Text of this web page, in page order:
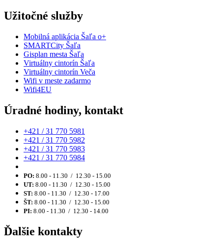
Užitočné služby
Mobilná aplikácia Šaľa o+
SMARTCity Šaľa
Gisplan mesta Šaľa
Virtuálny cintorín Šaľa
Virtuálny cintorín Veča
Wifi v meste zadarmo
Wifi4EU
Úradné hodiny, kontakt
+421 / 31 770 5981
+421 / 31 770 5982
+421 / 31 770 5983
+421 / 31 770 5984
PO: 8.00 - 11.30 / 12.30 - 15.00
UT: 8.00 - 11.30 / 12.30 - 15.00
ST: 8.00 - 11.30 / 12.30 - 17.00
ŠT: 8.00 - 11.30 / 12.30 - 15.00
PI: 8.00 - 11.30 / 12.30 - 14.00
Ďalšie kontakty